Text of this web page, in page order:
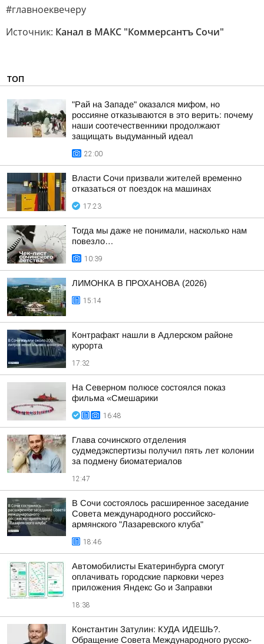
#главноеквечеру
Источник: Канал в МАКС "Коммерсантъ Сочи"
ТОП
"Рай на Западе" оказался мифом, но
россияне отказываются в это верить: почему
наши соотечественники продолжают
защищать выдуманный идеал
22:00
Власти Сочи призвали жителей временно
отказаться от поездок на машинах
17:23
Тогда мы даже не понимали, насколько нам
повезло…
10:39
ЛИМОНКА В ПРОХАНОВА (2026)
15:14
Контрафакт нашли в Адлерском районе
курорта
17:32
На Северном полюсе состоялся показ
фильма «Смешарики
16:48
Глава сочинского отделения
судмедэкспертизы получил пять лет колонии
за подмену биоматериалов
12:47
В Сочи состоялось расширенное заседание
Совета международного российско-
армянского "Лазаревского клуба"
18:46
Автомобилисты Екатеринбурга смогут
оплачивать городские парковки через
приложения Яндекс Go и Заправки
18:38
Константин Затулин: КУДА ИДЕШЬ?.
Обращение Совета Международного русско-